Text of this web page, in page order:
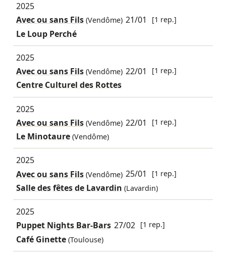
2025
Avec ou sans Fils(Vendôme) 21/01 [1 rep.]
Le Loup Perché
2025
Avec ou sans Fils(Vendôme) 22/01 [1 rep.]
Centre Culturel des Rottes
2025
Avec ou sans Fils(Vendôme) 22/01 [1 rep.]
Le Minotaure (Vendôme)
2025
Avec ou sans Fils(Vendôme) 25/01 [1 rep.]
Salle des fêtes de Lavardin (Lavardin)
2025
Puppet Nights Bar-Bars 27/02 [1 rep.]
Café Ginette (Toulouse)